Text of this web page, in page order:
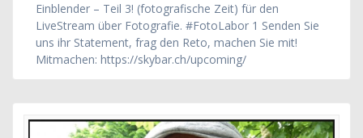
Einblender – Teil 3! (fotografische Zeit) für den
LiveStream über Fotografie. #FotoLabor 1 Senden Sie
uns ihr Statement, frag den Reto, machen Sie mit!
Mitmachen: https://skybar.ch/upcoming/